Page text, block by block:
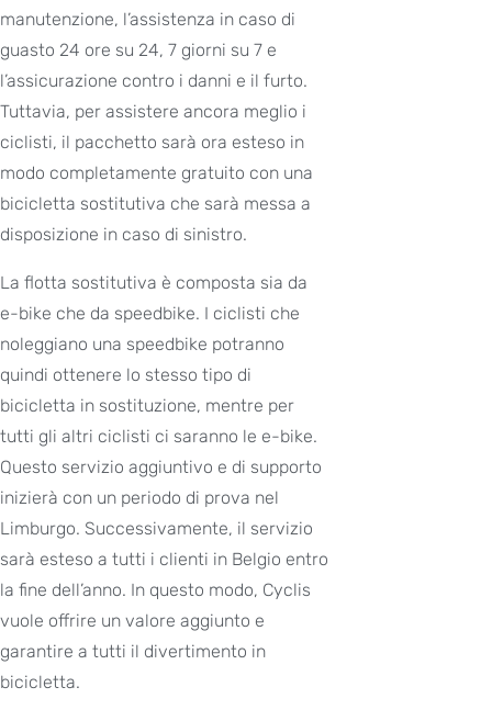
manutenzione, l’assistenza in caso di
guasto 24 ore su 24, 7 giorni su 7 e
l’assicurazione contro i danni e il furto.
Tuttavia, per assistere ancora meglio i
ciclisti, il pacchetto sarà ora esteso in
modo completamente gratuito con una
bicicletta sostitutiva che sarà messa a
disposizione in caso di sinistro.
La flotta sostitutiva è composta sia da
e-bike che da speedbike. I ciclisti che
noleggiano una speedbike potranno
quindi ottenere lo stesso tipo di
bicicletta in sostituzione, mentre per
tutti gli altri ciclisti ci saranno le e-bike.
Questo servizio aggiuntivo e di supporto
inizierà con un periodo di prova nel
Limburgo. Successivamente, il servizio
sarà esteso a tutti i clienti in Belgio entro
la fine dell’anno. In questo modo, Cyclis
vuole offrire un valore aggiunto e
garantire a tutti il divertimento in
bicicletta.